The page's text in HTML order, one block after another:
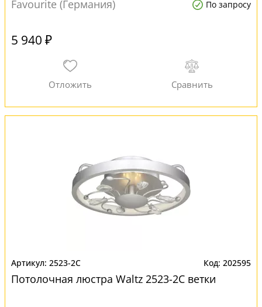
Favourite (Германия) По запросу
5 940 ₽
2523-2C 202595
Потолочная люстра Waltz 2523-2C ветки